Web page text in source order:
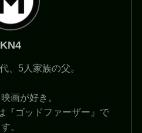
KN4
、5人家族の父。
画が好き。
『ゴッドファーザー』で
す。